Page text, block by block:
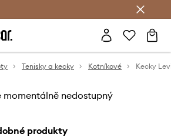
Tenisky a kecky Kotníkové Kecky
momentálně nedostupný
produkty